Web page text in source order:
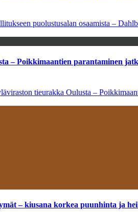
puolustusalan osaamista –
– Poikkimaantien parantaminen
tieurakka Oulusta –
– kiusana korkea puunhinta ja